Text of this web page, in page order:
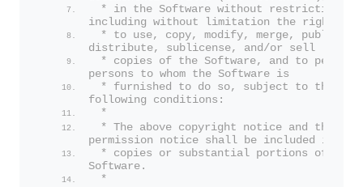
* in the Software without restriction,
including without limitation the rights
* to use, copy, modify, merge, publish,
distribute, sublicense, and/or sell
* copies of the Software, and to permit
persons to whom the Software is
* furnished to do so, subject to the
following conditions:
*
* The above copyright notice and this
permission notice shall be included in all
* copies or substantial portions of the
Software.
*